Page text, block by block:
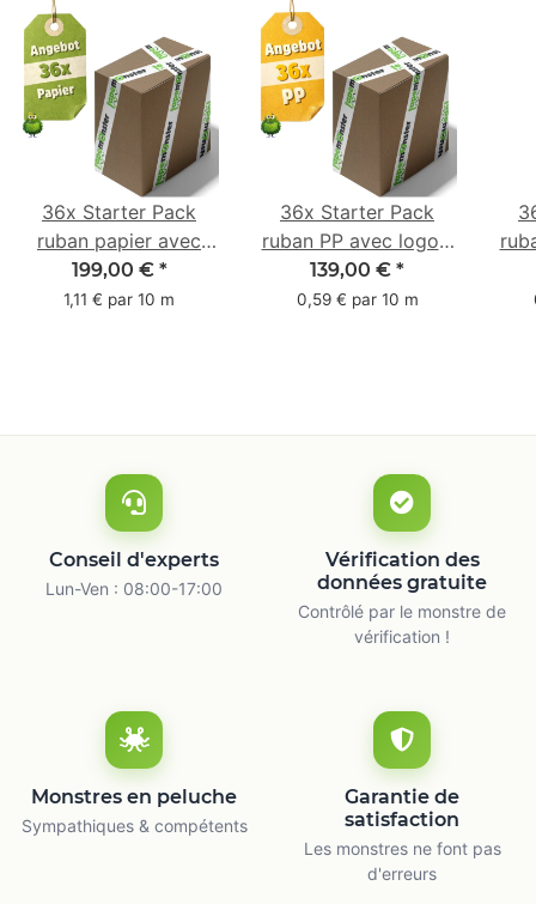
36x Starter Pack
ruban papier avec
logo - 1 couleur - 50
mm x 50 m -
199,00 € *
1,11 € par 10 m
36x Starter Pack
ruban PP avec logo -
1 couleur - 48 mm x
66 m
139,00 € *
0,59 € par 10 m
Conseil d'experts
Lun-Ven : 08:00-17:00
Vérification des
données gratuite
Contrôlé par le monstre de
vérification !
Monstres en peluche
Sympathiques & compétents
Garantie de
satisfaction
Les monstres ne font pas
d'erreurs